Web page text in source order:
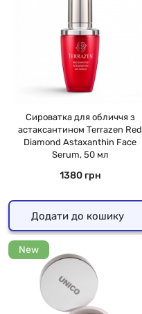
Сироватка для обличчя з
астаксантином Terrazen Red
Diamond Astaxanthin Face
Serum, 50 мл
1380 грн
Додати до кошику
New